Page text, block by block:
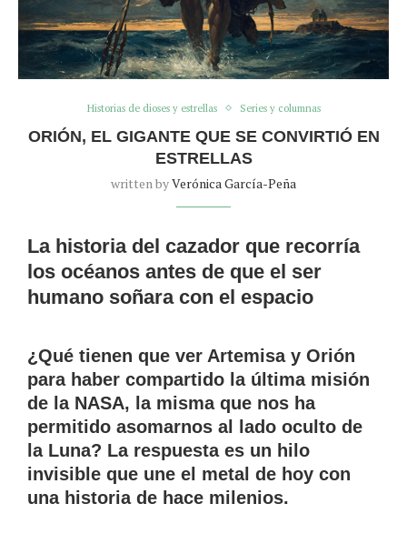
Historias de dioses y estrellas Series y columnas
ORIÓN, EL GIGANTE QUE SE CONVIRTIÓ EN
ESTRELLAS
written byVerónica García-Peña
La historia del cazador que recorría
los océanos antes de que el ser
humano soñara con el espacio
¿Qué tienen que ver Artemisa y Orión
para haber compartido la última misión
de la NASA, la misma que nos ha
permitido asomarnos al lado oculto de
la Luna? La respuesta es un hilo
invisible que une el metal de hoy con
una historia de hace milenios.